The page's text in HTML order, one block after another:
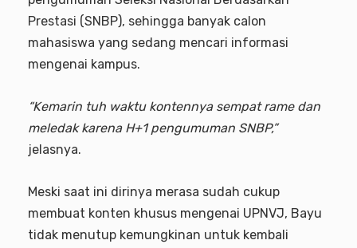
Prestasi (SNBP), sehingga banyak calon
mahasiswa yang sedang mencari informasi
mengenai kampus.
“Kemarin tuh waktu kontennya sempat rame dan
meledak karena H+1 pengumuman SNBP,”
jelasnya.
Meski saat ini dirinya merasa sudah cukup
membuat konten khusus mengenai UPNVJ, Bayu
tidak menutup kemungkinan untuk kembali